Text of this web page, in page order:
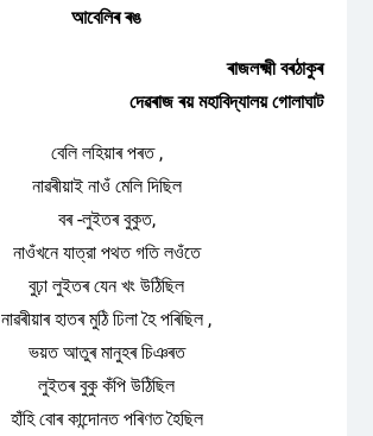
আবেলিৰ ৰঙ
ৰাজলক্ষ্মী বৰঠাকুৰ
দেৱৰাজ ৰয় মহাবিদ্যালয় গোলাঘাট
বেলি লহিয়াৰ পৰত ,
নাৱৰীয়াই নাওঁ মেলি দিছিল
বৰ -লুইতৰ বুকুত,
নাওঁখনে যাত্রা পথত গতি লওঁতে
বুঢ়া লুইতৰ যেন খং উঠিছিল
নাৱৰীয়াৰ হাতৰ মুঠি ঢিলা হৈ পৰিছিল ,
ভয়ত আতুৰ মানুহৰ চিঞৰত
লুইতৰ বুকু কঁপি উঠিছিল
হাঁহি বোৰ কান্দোনত পৰিণত হৈছিল